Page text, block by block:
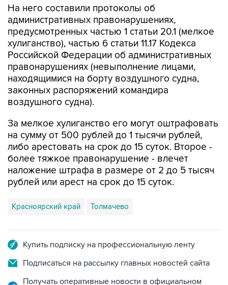
На него составили протоколы об
административных правонарушениях,
предусмотренных частью 1 статьи 20.1 (мелкое
хулиганство), частью 6 статьи 11.17 Кодекса
Российской Федерации об административных
правонарушениях (невыполнение лицами,
находящимися на борту воздушного судна,
законных распоряжений командира
воздушного судна).
За мелкое хулиганство его могут оштрафовать
на сумму от 500 рублей до 1 тысячи рублей,
либо арестовать на срок до 15 суток. Второе -
более тяжкое правонарушение - влечет
наложение штрафа в размере от 2 до 5 тысяч
рублей или арест на срок до 15 суток.
Красноярский край Толмачево
Купить подписку на профессиональную ленту
Подписаться на рассылку главных новостей сайта
Получать оперативные новости в официальном